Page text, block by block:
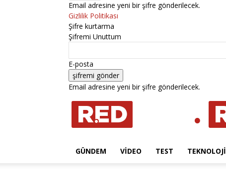
Email adresine yeni bir şifre gönderilecek.
Gizlilik Politikası
Şifre kurtarma
Şifremi Unuttum
E-posta
Email adresine yeni bir şifre gönderilecek.
GÜNDEM VIDEO TEST TEKNOLOJI